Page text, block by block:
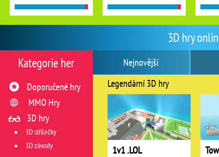
3D hry
Nejnovější
Legendární 3D hry
1v1 .LOL
Kategorie her
Doporučené hry
MMO Hry
3D hry
3D střílečky
3D závody